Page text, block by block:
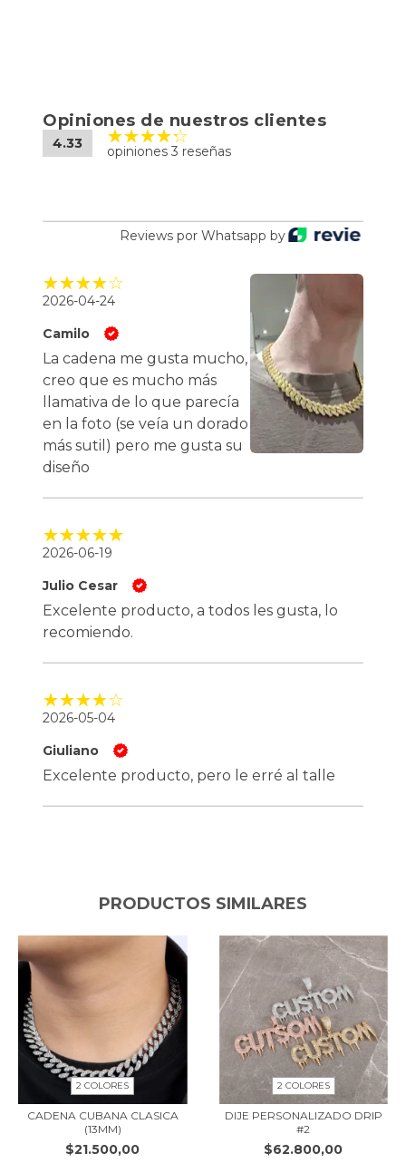
Opiniones de nuestros clientes
4.33 opiniones 3 reseñas
Reviews por Whatsapp by
2026-04-24
Camilo
La cadena me gusta mucho,
creo que es mucho más
llamativa de lo que parecía
en la foto (se veía un dorado
más sutil) pero me gusta su
diseño
2026-06-19
Julio Cesar
Excelente producto, a todos les gusta, lo
recomiendo.
2026-05-04
Giuliano
Excelente producto, pero le erré al talle
PRODUCTOS SIMILARES
2 COLORES
CADENA CUBANA CLASICA
(13MM)
$21.500,00
2 COLORES
DIJE PERSONALIZADO DRIP
#2
$62.800,00